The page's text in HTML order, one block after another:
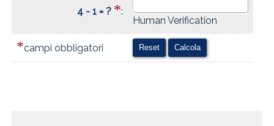
4 - 1 = ? *:
Human Verification
*campi obbligatori